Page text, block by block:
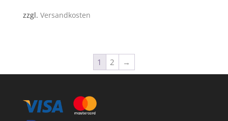
zzgl. Versandkosten
1 2 →